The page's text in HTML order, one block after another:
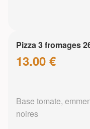
Pizza 3 fromages
13.00 €
Base tomate,
noires